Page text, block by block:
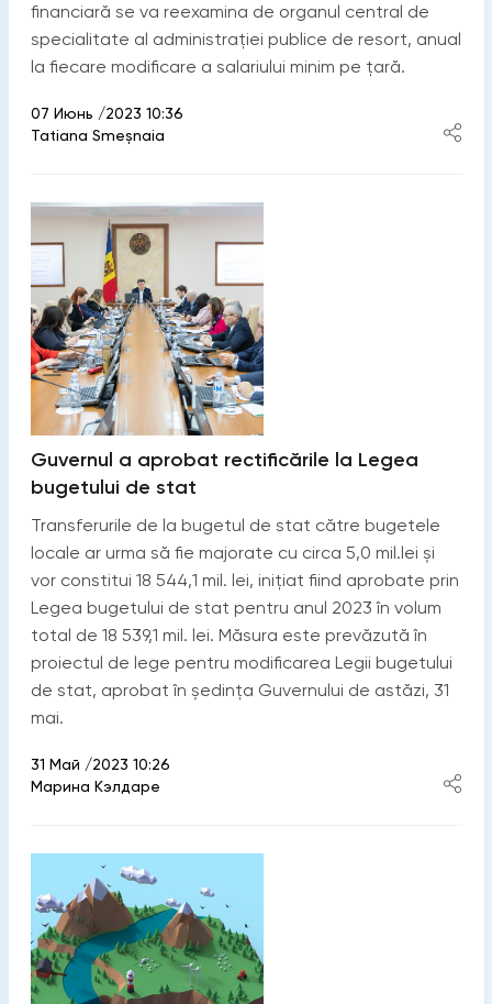
financiară se va reexamina de organul central de
specialitate al administrației publice de resort, anual
la fiecare modificare a salariului minim pe țară.
07 Июнь /2023 10:36
Tatiana Smeșnaia
Guvernul a aprobat rectificările la Legea
bugetului de stat
Transferurile de la bugetul de stat către bugetele
locale ar urma să fie majorate cu circa 5,0 mil.lei și
vor constitui 18 544,1 mil. lei, inițiat fiind aprobate prin
Legea bugetului de stat pentru anul 2023 în volum
total de 18 539,1 mil. lei. Măsura este prevăzută în
proiectul de lege pentru modificarea Legii bugetului
de stat, aprobat în ședința Guvernului de astăzi, 31
mai.
31 Май /2023 10:26
Марина Кэлдаре